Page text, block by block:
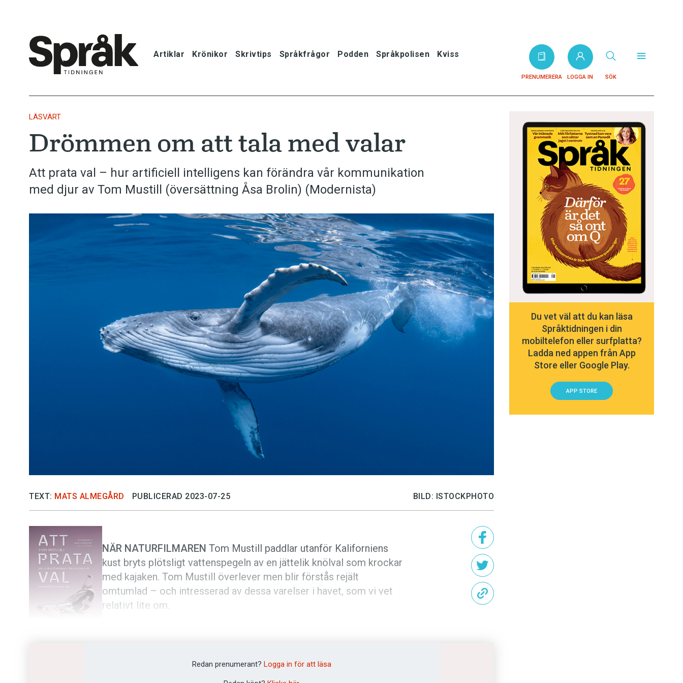
Artiklar Krönikor Skrivtips Språkfrågor Podden Språkpolisen Kviss
PRENUMERERA LOGGA IN SÖK
Krönikor
Språkfrågor
Skrivtips
Bokrecensioner
Anmäl till språkpolisen
Föreslå nyord
Annonsera
Prenumerera
Läs Språktidningen digitalt
LÄSVÄRT
Drömmen om att tala med valar
Att prata val – hur artificiell intelligens kan förändra vår kommunikation
med djur av Tom Mustill (översättning Åsa Brolin) (Modernista)
TEXT: MATS ALMEGÅRD PUBLICERAD 2023-07-25 BILD: ISTOCKPHOTO
NÄR NATURFILMAREN Tom Mustill paddlar utanför Kaliforniens
kust bryts plötsligt vattenspegeln av en jättelik knölval som krockar
med kajaken. Tom Mustill överlever men blir förstås rejält
omtumlad – och intresserad av dessa varelser i havet, som vi vet
relativt lite om.
förstå dem. Tom Mustill gör detta bland annat genom att vända sig till forskare som
försöker kartlägga hur valar och delfiner kommunicerar med varandra. En forskare
Redan prenumerant? Logga in för att läsa
Du vet väl att du kan läsa
Språktidningen i din
mobiltelefon eller surfplatta?
Ladda ned appen från App
Store eller Google Play.
APP STORE